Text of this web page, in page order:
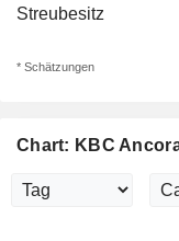
Streubesitz
* Schätzungen
Chart: KBC